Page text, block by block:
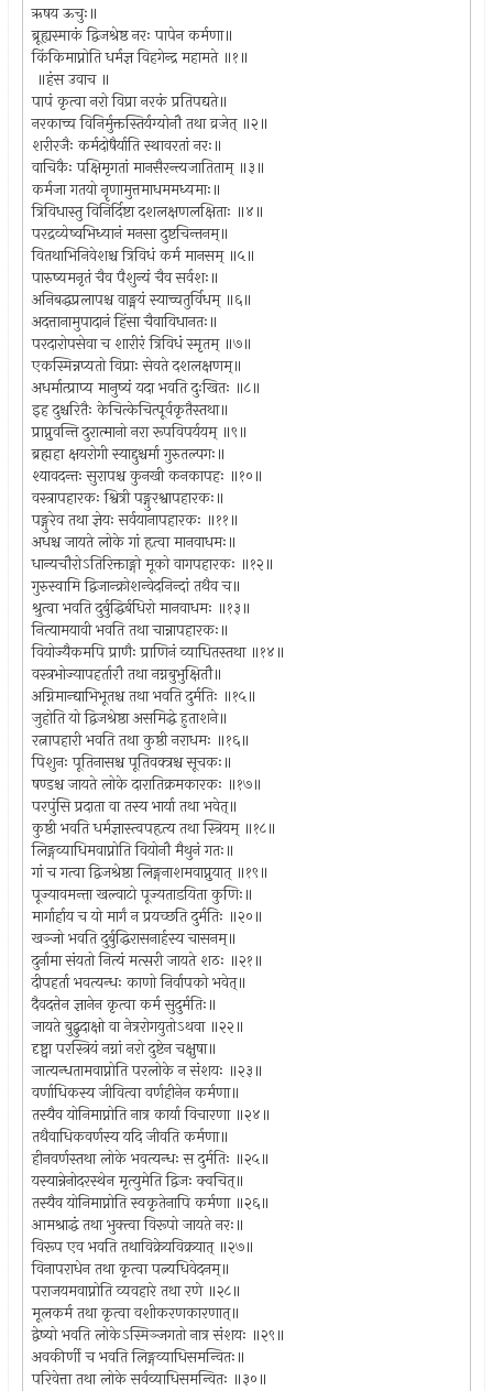
ऋषय ऊचुः॥
ब्रूह्यस्माकं द्विजश्रेष्ठ नरः पापेन कर्मणा॥
किंकिमाप्नोति धर्मज्ञ विहगेन्द्र महामते ॥१॥
॥हंस उवाच ॥
पापं कृत्वा नरो विप्रा नरकं प्रतिपद्यते॥
नरकाच्च विनिर्मुक्तस्तिर्यग्योनौ तथा व्रजेत् ॥२॥
शरीरजैः कर्मदोषैर्याति स्थावरतां नरः॥
वाचिकैः पक्षिमृगतां मानसैरन्त्यजातिताम् ॥३॥
कर्मजा गतयो नॄणामुत्तमाधममध्यमाः॥
त्रिविधास्तु विनिर्दिष्टा दशलक्षणलक्षिताः ॥४॥
परद्रव्येष्वभिध्यानं मनसा दुष्टचिन्तनम्॥
वितथाभिनिवेशश्च त्रिविधं कर्म मानसम् ॥५॥
पारुष्यमनृतं चैव पैशुन्यं चैव सर्वशः॥
अनिबद्धप्रलापश्च वाङ्मयं स्याच्चतुर्विधम् ॥६॥
अदत्तानामुपादानं हिंसा चैवाविधानतः॥
परदारोपसेवा च शारीरं त्रिविधं स्मृतम् ॥७॥
एकस्मिन्नप्यतो विप्राः सेवते दशलक्षणम्॥
अधर्मात्प्राप्य मानुष्यं यदा भवति दुःखितः ॥८॥
इह दुश्चरितैः केचित्केचित्पूर्वकृतैस्तथा॥
प्राप्नुवन्ति दुरात्मानो नरा रूपविपर्ययम् ॥९॥
ब्रह्महा क्षयरोगी स्याद्दुश्चर्मा गुरुतल्पगः॥
श्यावदन्तः सुरापश्च कुनखी कनकापहः ॥१०॥
वस्त्रापहारकः श्वित्री पङ्गुरश्वापहारकः॥
पङ्गुरेव तथा ज्ञेयः सर्वयानापहारकः ॥११॥
अधश्च जायते लोके गां हृत्वा मानवाधमः॥
धान्यचौरोऽतिरिक्ताङ्गो मूको वागपहारकः ॥१२॥
गुरुस्वामि द्विजान्क्रोशन्वेदनिन्दां तथैव च॥
श्रुत्वा भवति दुर्बुद्धिर्बधिरो मानवाधमः ॥१३॥
नित्यामयावी भवति तथा चान्नापहारकः॥
वियोज्यैकमपि प्राणैः प्राणिनं व्याधितस्तथा ॥१४॥
वस्त्रभोज्यापहर्तारौ तथा नग्नबुभुक्षितौ॥
अग्निमान्द्याभिभूतश्च तथा भवति दुर्मतिः ॥१५॥
जुहोति यो द्विजश्रेष्ठा असमिद्धे हुताशने॥
रत्नापहारी भवति तथा कुष्ठी नराधमः ॥१६॥
पिशुनः पूतिनासश्च पूतिवक्त्रश्च सूचकः॥
षण्डश्च जायते लोके दारातिक्रमकारकः ॥१७॥
परपुंसि प्रदाता वा तस्य भार्या तथा भवेत्॥
कुष्ठी भवति धर्मज्ञास्त्वपहृत्य तथा स्त्रियम् ॥१८॥
लिङ्गव्याधिमवाप्नोति वियोनौ मैथुनं गतः॥
गां च गत्वा द्विजश्रेष्ठा लिङ्गनाशमवाप्नुयात् ॥१९॥
पूज्यावमन्ता खल्वाटो पूज्यताडयिता कुणिः॥
मार्गार्हाय च यो मार्गं न प्रयच्छति दुर्मतिः ॥२०॥
खञ्जो भवति दुर्बुद्धिरासनार्हस्य चासनम्॥
दुर्नामा संयतो नित्यं मत्सरी जायते शठः ॥२१॥
दीपहर्ता भवत्यन्धः काणो निर्वापको भवेत्॥
दैवदत्तेन ज्ञानेन कृत्वा कर्म सुदुर्मतिः॥
जायते बुद्बुदाक्षो वा नेत्ररोगयुतोऽथवा ॥२२॥
दृष्ट्वा परस्त्रियं नग्नां नरो दुष्टेन चक्षुषा॥
जात्यन्धतामवाप्नोति परलोके न संशयः ॥२३॥
वर्णाधिकस्य जीवित्वा वर्णहीनेन कर्मणा॥
तस्यैव योनिमाप्नोति नात्र कार्या विचारणा ॥२४॥
तथैवाधिकवर्णस्य यदि जीवति कर्मणा॥
हीनवर्णस्तथा लोके भवत्यन्धः स दुर्मतिः ॥२५॥
यस्यान्नेनोदरस्थेन मृत्युमेति द्विजः क्वचित्॥
तस्यैव योनिमाप्नोति स्वकृतेनापि कर्मणा ॥२६॥
आमश्राद्धं तथा भुक्त्वा विरूपो जायते नरः॥
विरूप एव भवति तथाविक्रेयविक्रयात् ॥२७॥
विनापराधेन तथा कृत्वा पत्न्यधिवेदनम्॥
पराजयमवाप्नोति व्यवहारे तथा रणे ॥२८॥
मूलकर्म तथा कृत्वा वशीकरणकारणात्॥
द्वेष्यो भवति लोकेऽस्मिञ्जगतो नात्र संशयः ॥२९॥
अवकीर्णी च भवति लिङ्गव्याधिसमन्वितः॥
परिवेत्ता तथा लोके सर्वव्याधिसमन्वितः ॥३०॥